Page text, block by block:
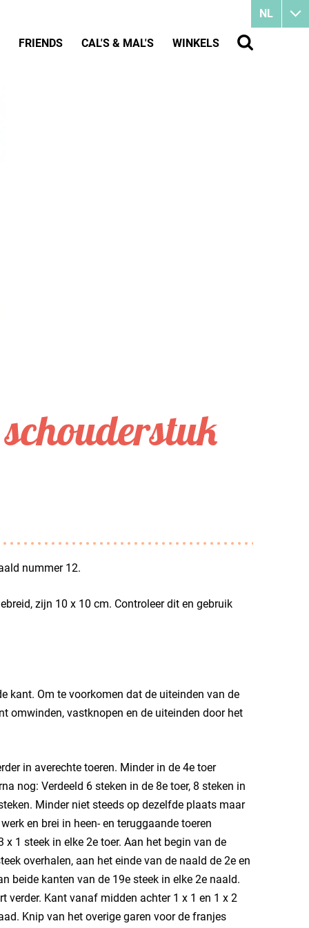
nummer 12.
zijn 10 x 10 cm. Controleer dit en gebruik
kant. Om te voorkomen dat de uiteinden van de
omwinden, vastknopen en de uiteinden door het
in averechte toeren. Minder in de 4e toer
nog: Verdeeld 6 steken in de 8e toer, 8 steken in
Minder niet steeds op dezelfde plaats maar
en brei in heen- en teruggaande toeren
1 steek in elke 2e toer. Aan het begin van de
overhalen, aan het einde van de naald de 2e en
beide kanten van de 19e steek in elke 2e naald.
verder. Kant vanaf midden achter 1 x 1 en 1 x 2
Knip van het overige garen voor de franjes
NL
FRIENDS CAL'S & MAL'S WINKELS